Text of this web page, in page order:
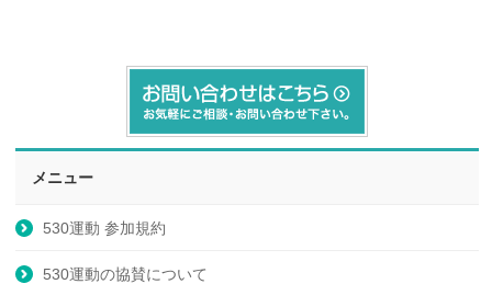
メニュー
530運動 参加規約
530運動の協賛について